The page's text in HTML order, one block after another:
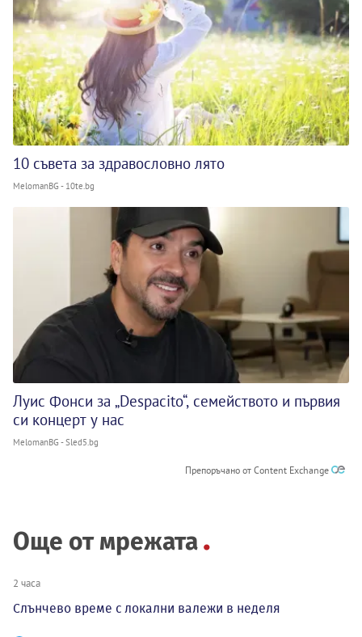
10 съвета за здравословно лято
MelomanBG - 10te.bg
Луис Фонси за „Despacito“, семейството и първия
си концерт у нас
MelomanBG - Sled5.bg
Препоръчано от Content Exchange
Още от мрежата
2 часа
Слънчево време с локални валежи в неделя